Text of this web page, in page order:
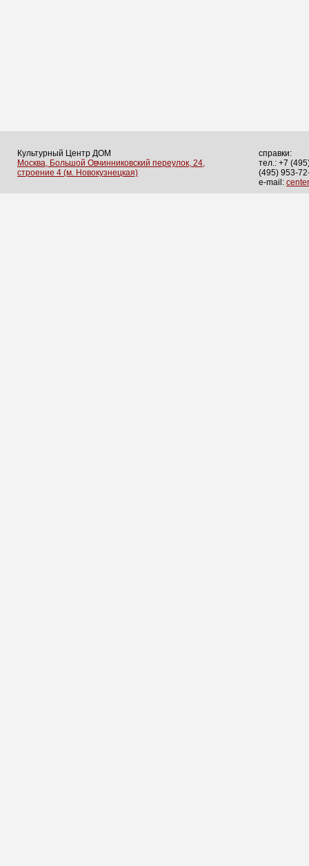
Культурный Центр ДОМ
Москва, Большой Овчинниковский переулок, 24,
строение 4 (м. Новокузнецкая)
справки:
тел.: +7
(495) 953-
e-mail: